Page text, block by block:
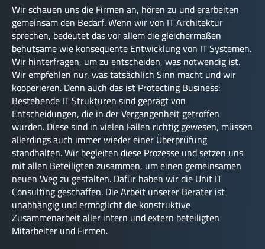
Wir schauen uns die Firmen an, hören zu und erarbeiten
gemeinsam den Bedarf. Wenn wir von IT Architektur
sprechen, bedeutet das vor allem die gleichermaßen
behutsame wie konsequente Entwicklung von IT Systemen.
Wir hinterfragen, um zu entscheiden, was notwendig ist.
Wir empfehlen nur, was tatsächlich Sinn macht und wir
kooperieren. Denn auch das ist Protecting Business:
Bestehende IT Strukturen sind geprägt von
Entscheidungen, die in der Vergangenheit getroffen
wurden. Diese sind in vielen Fällen richtig gewesen, müssen
allerdings auch immer wieder einer Überprüfung
standhalten. Wir begleiten diese Prozesse und setzen uns
mit allen Beteiligten zusammen, um einen gemeinsamen
neuen Weg zu gestalten. Dafür haben wir die Unit IT
Consulting geschaffen. Die Arbeit unserer Berater ist
unabhängig und ermöglicht die konstruktive
Zusammenarbeit aller intern und extern beteiligten
Mitarbeiter und Firmen.